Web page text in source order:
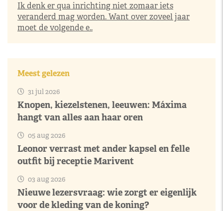
Ik denk er qua inrichting niet zomaar iets
veranderd mag worden. Want over zoveel jaar
moet de volgende e..
Meest gelezen
31 jul 2026
Knopen, kiezelstenen, leeuwen: Máxima
hangt van alles aan haar oren
05 aug 2026
Leonor verrast met ander kapsel en felle
outfit bij receptie Marivent
03 aug 2026
Nieuwe lezersvraag: wie zorgt er eigenlijk
voor de kleding van de koning?